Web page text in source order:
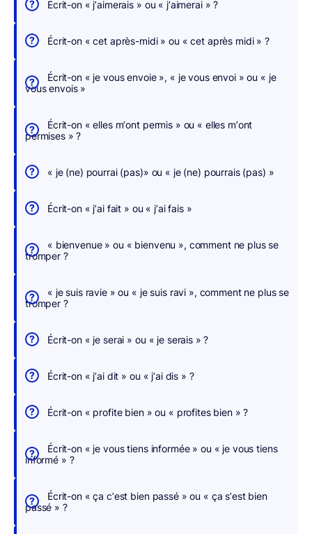
i
v
e
s
s
h
r
h
e
,
n
u
c
r
i
g
o
Écrit-on « j’aimerais » ou « j’aimerai » ?
Écrit-on « cet après-midi » ou « cet après midi » ?
Écrit-on « je vous envoie », « je vous envoi » ou « je
vous envois »
Écrit-on « elles m’ont permis » ou « elles m’ont
permises » ?
« je (ne) pourrai (pas)» ou « je (ne) pourrais (pas) »
Écrit-on « j’ai fait » ou « j’ai fais »
« bienvenue » ou « bienvenu », comment ne plus se
tromper ?
« je suis ravie » ou « je suis ravi », comment ne plus se
tromper ?
Écrit-on « je serai » ou « je serais » ?
Écrit-on « j’ai dit » ou « j’ai dis » ?
Écrit-on « profite bien » ou « profites bien » ?
Écrit-on « je vous tiens informée » ou « je vous tiens
informé » ?
Écrit-on « ça c’est bien passé » ou « ça s’est bien
passé » ?